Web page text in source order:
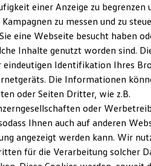
Lebensdauer
6
Versionen und Updates
zu Ihrem ID.
einer Anzeige zu begrenzen
zu messen und zu
eine Webseite besucht haben
Inhalte genutzt worden sind.
eindeutigen Identifikation Ihres
Die Informationen
oder Seiten Dritter, wie z.B.
oder
Ihnen auch auf anderen
angezeigt werden kann. Wir
für die Verarbeitung solcher